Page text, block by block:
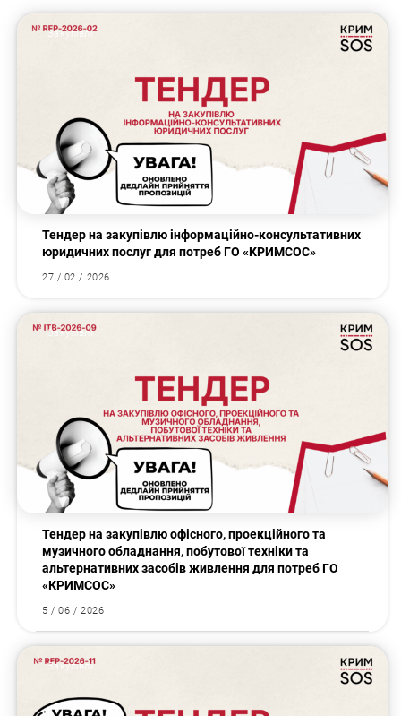
Закупівлі
Тендер на закупівлю інформаційно-консультативних
юридичних послуг для потреб ГО «КРИМСОС»
27 / 02 / 2026
Закупівлі
Тендер на закупівлю офісного, проекційного та
музичного обладнання, побутової техніки та
альтернативних засобів живлення для потреб ГО
«КРИМСОС»
5 / 06 / 2026
Закупівлі